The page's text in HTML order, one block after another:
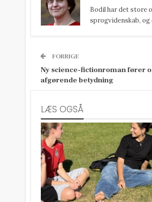
Bodil har det store
sprogvidenskab,
FORRIGE
Ny science-fictionroman fører
afgørende betydning
LÆS OGSÅ